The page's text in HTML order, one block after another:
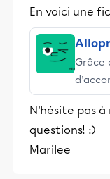
En voici une
Grâce
et
N'hésite pas
questions! :)
Marilee